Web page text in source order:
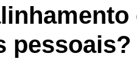
pessoais?